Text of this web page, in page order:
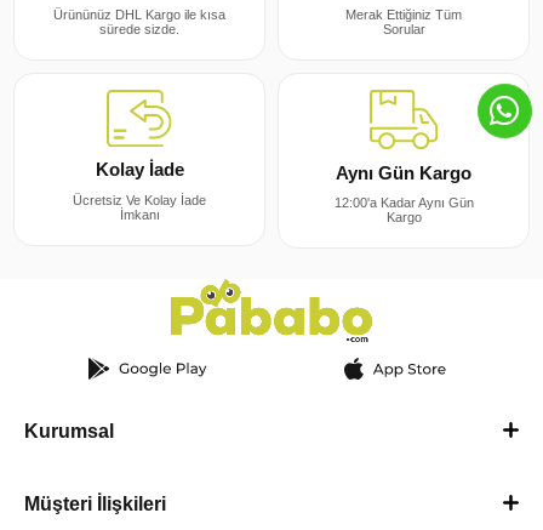
Ürününüz DHL Kargo ile kısa
sürede sizde.
Merak Ettiğiniz Tüm
Sorular
Kolay İade
Ücretsiz Ve Kolay İade
İmkanı
Aynı Gün Kargo
12:00'a Kadar Aynı Gün
Kargo
Kurumsal
Müşteri İlişkileri